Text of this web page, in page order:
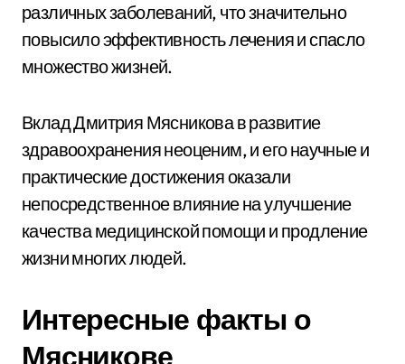
различных заболеваний, что значительно
повысило эффективность лечения и спасло
множество жизней.
Вклад Дмитрия Мясникова в развитие
здравоохранения неоценим, и его научные и
практические достижения оказали
непосредственное влияние на улучшение
качества медицинской помощи и продление
жизни многих людей.
Интересные факты о
Мясникове